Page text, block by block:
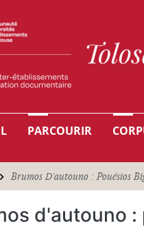
PARCOURIR
Brumos D'autouno : Pouésios
d'autouno